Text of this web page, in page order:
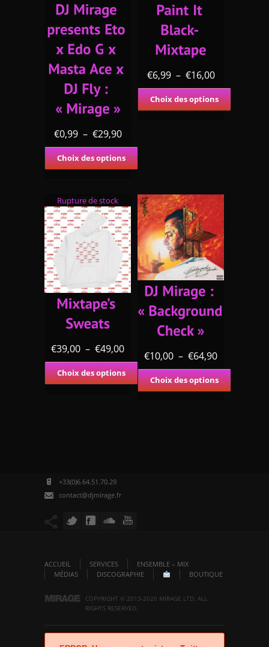
€0,99 – €29,90
Choix des options
€6,99 – €16,00
Choix des options
Rupture de stock
€39,00 – €49,00
Choix des options
€10,00 – €64,90
Choix des options
+33(0)6.64.51.70.29
contact@djmirage.fr
ACCUEIL SERVICES
ENSEMBLE – MIX
MÉDIAS
DISCOGRAPHIE BOUTIQUE
COPYRIGHT © 2013-2020 MIRAGE LTD. ALL
RIGHTS RESERVED.